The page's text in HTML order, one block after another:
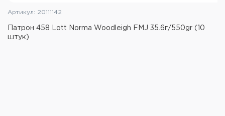
Артикул: 20111142
Патрон 458 Lott Norma Woodleigh FMJ 35.6г/550gr (10
штук)